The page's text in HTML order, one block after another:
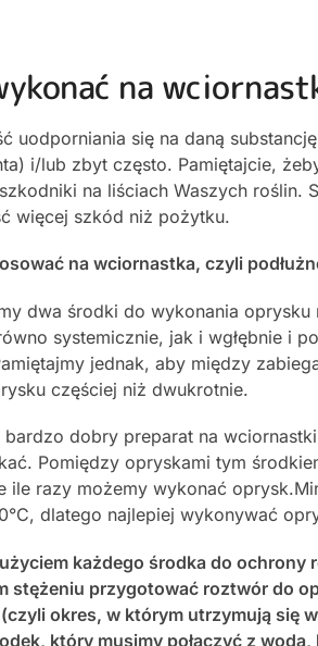
na
uodporniania się na daną
i/lub zbyt często. Pamiętajcie,
na liściach Waszych
więcej szkód niż pożytku.
na wciornastka, czyli
dwa środki do wykonania oprysku
systemicznie, jak i wgłębnie i
jednak, aby między
częściej niż dwukrotnie.
dobry preparat na
Pomiędzy opryskami tym
ile razy możemy wykonać
dlatego najlepiej wykonywać
każdego środka do
stężeniu przygotować roztwór do
okres, w którym utrzymują się
który musimy połączyć z wodą,